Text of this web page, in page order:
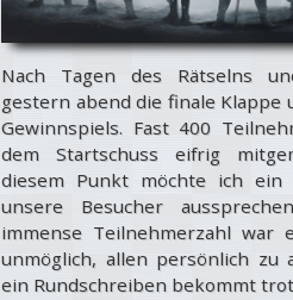
Nach Tagen des Rätselns
gestern abend die finale Klappe
Gewinnspiels. Fast 400
dem Startschuss eifrig
diesem Punkt möchte ich ein
unsere Besucher
immense Teilnehmerzahl war
unmöglich, allen persönlich zu
ein Rundschreiben bekommt